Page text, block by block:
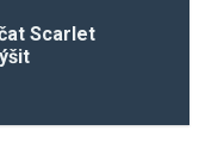
Scarlet